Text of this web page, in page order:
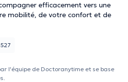
efficacement vers une
mobilité, de votre confort et de
l'équipe de Doctoranytime et se base